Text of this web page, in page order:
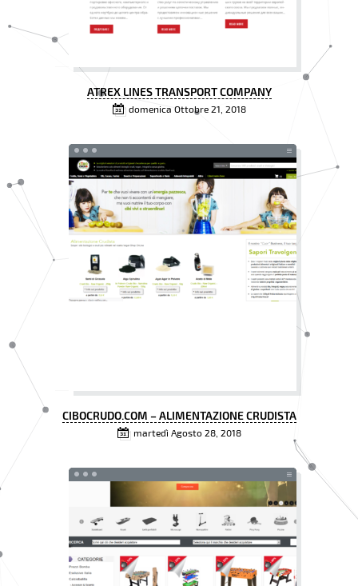
ATREX LINES TRANSPORT COMPANY
domenica Ottobre 21, 2018
CIBOCRUDO.COM – ALIMENTAZIONE CRUDISTA
martedì Agosto 28, 2018